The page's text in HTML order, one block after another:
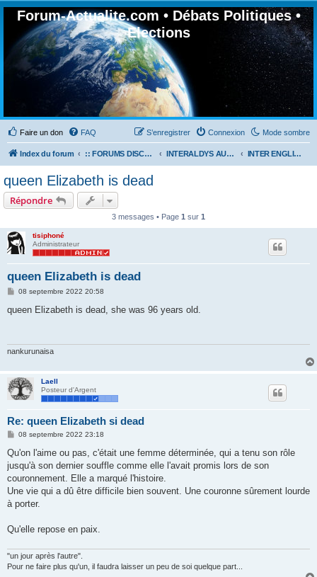
Forum-Actualite.com • Débats Politiques •
Elections
Faire un don Mode sombre
FAQ Connexion
S’enregistrer
Index du forum :: FORUMS DISCUSSION GÉNÉRALES INTERALDYS AUTOUR DU MONDE INTER ENGLISH TALK
queen Elizabeth is dead
Répondre
3 messages • Page 1 sur 1
tisiphoné
Administrateur
queen Elizabeth is dead
M
s
08 septembre 2022 20:58
queen Elizabeth is dead, she was 96 years old.
nankurunaisa
Laell
Posteur d'Argent
Re: queen Elizabeth si dead
M
s
a
g
08 septembre 2022 23:18
Qu'on l'aime ou pas, c'était une femme déterminée, qui a tenu son rôle
jusqu'à son dernier souffle comme elle l'avait promis lors de son
couronnement. Elle a marqué l'histoire.
Une vie qui a dû être difficile bien souvent. Une couronne sûrement lourde
à porter.
Qu'elle repose en paix.
"un jour après l'autre".
Pour ne faire plus qu'un, il faudra laisser un peu de soi quelque part...